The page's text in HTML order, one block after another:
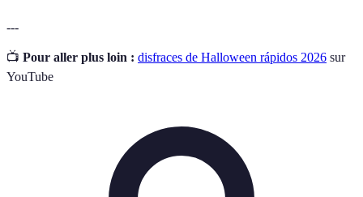
---
📺 Pour aller plus loin : disfraces de Halloween rápidos 2026 sur
YouTube